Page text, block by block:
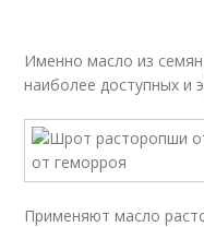
Именно масло из
наиболее доступных и
Применяют масло